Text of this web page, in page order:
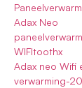
Adax Neo
WIFItoothx
Adax neo Wifi
verwarming-